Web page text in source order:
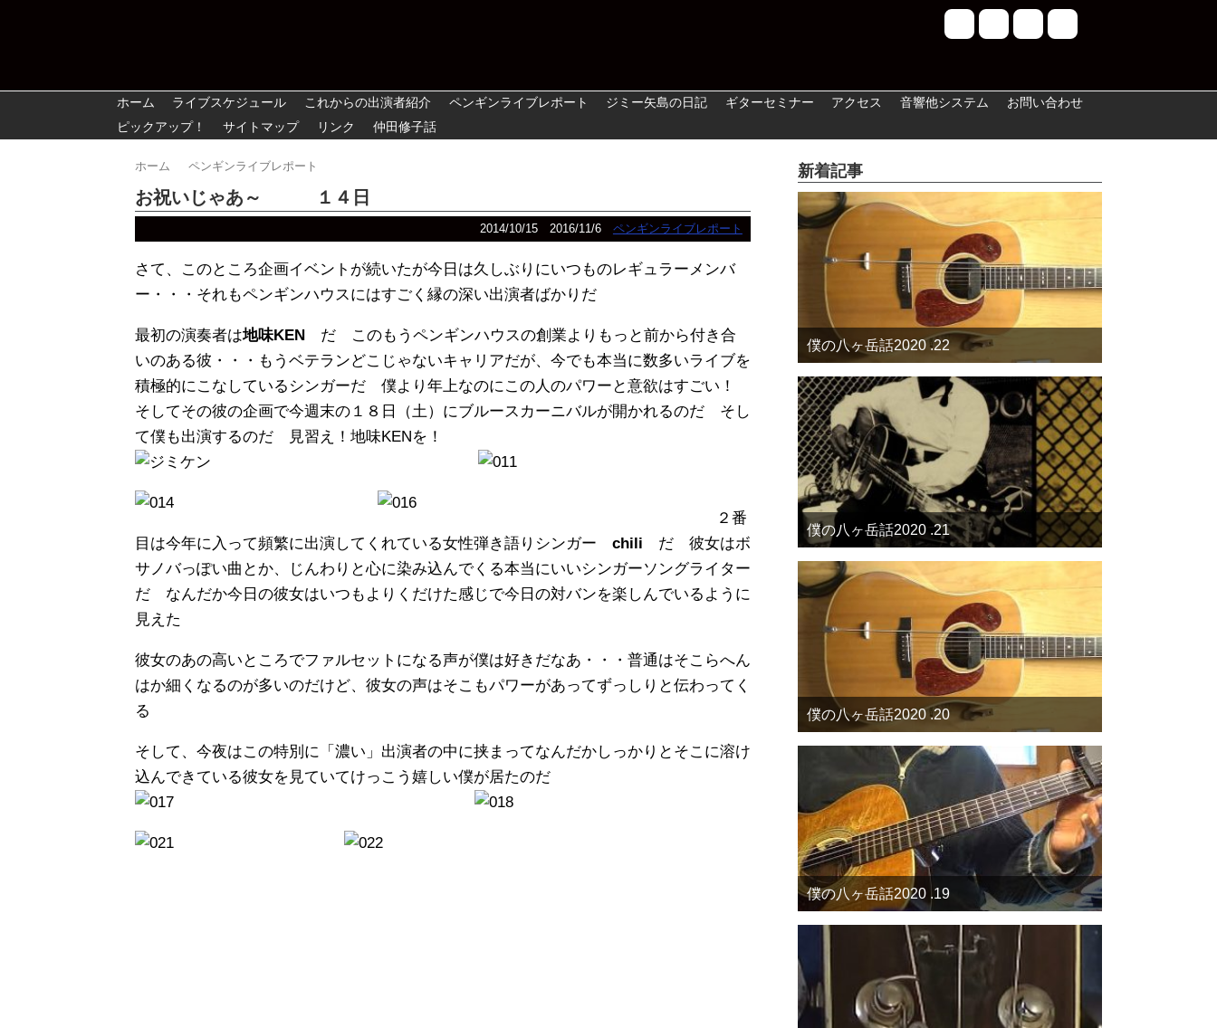
ホーム ライブスケジュール これからの出演者紹介 ペンギンライブレポート ジミー矢島の日記 ギターセミナー アクセス 音響他システム
お問い合わせ
ピックアップ！
サイトマップ リンク 仲田修子話
ホーム ペンギンライブレポート
お祝いじゃあ～ １４日
2014/10/15 2016/11/6 ペンギンライブレポート
さて、このところ企画イベントが続いたが今日は久しぶりにいつものレギュラーメンバ
ー・・・それもペンギンハウスにはすごく縁の深い出演者ばかりだ
最初の演奏者は地味KEN だ このもうペンギンハウスの創業よりもっと前から付き合
いのある彼・・・もうベテランどこじゃないキャリアだが、今でも本当に数多いライブを
積極的にこなしているシンガーだ 僕より年上なのにこの人のパワーと意欲はすごい！
そしてその彼の企画で今週末の１８日（土）にブルースカーニバルが開かれるのだ そし
て僕も出演するのだ 見習え！地味KENを！
２番
目は今年に入って頻繁に出演してくれている女性弾き語りシンガー chili だ 彼女はボ
サノバっぽい曲とか、じんわりと心に染み込んでくる本当にいいシンガーソングライター
だ なんだか今日の彼女はいつもよりくだけた感じで今日の対バンを楽しんでいるように
見えた
彼女のあの高いところでファルセットになる声が僕は好きだなあ・・・普通はそこらへん
はか細くなるのが多いのだけど、彼女の声はそこもパワーがあってずっしりと伝わってく
る
そして、今夜はこの特別に「濃い」出演者の中に挟まってなんだかしっかりとそこに溶け
込んできている彼女を見ていてけっこう嬉しい僕が居たのだ
新着記事
僕の八ヶ岳話2020 .22
僕の八ヶ岳話2020 .21
僕の八ヶ岳話2020 .20
僕の八ヶ岳話2020 .19